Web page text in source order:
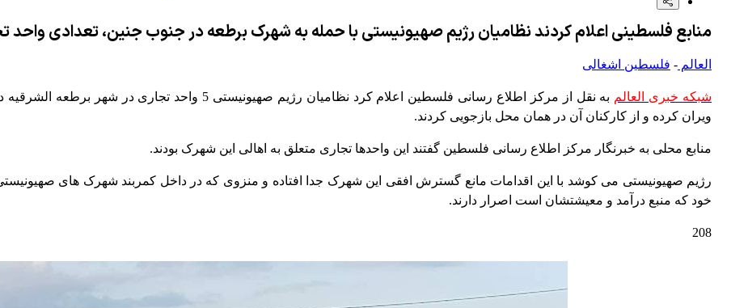
منابع فلسطینی اعلام کردند نظامیان رژیم صهیونیستی با حمله به شهرک برطعه در جنوب جنین، تعدادی واحد
العالم - فلسطین اشغالی
شبکه خبری العالم
به نقل از مرکز اطلاع رسانی فلسطین اعلام کرد نظامیان رژیم
ویران کرده و از کارکنان آن در همان محل بازجویی کردند.
منابع محلی به خبرنگار مرکز اطلاع رسانی فلسطین گفتند این واحدها تجاری متعلق به اهالی این شهرک بودند.
رژیم صهیونیستی می کوشد با این اقدامات مانع گسترش افقی این شهرک جدا افتاده و منزوی که در داخل کمربند شهرک های
خود که منبع درآمد و معیشتشان است اصرار دارند.
208